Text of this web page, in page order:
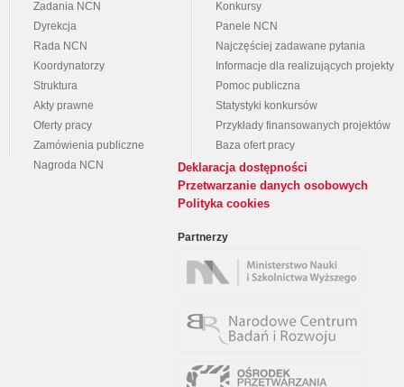
Zadania NCN
Dyrekcja
Rada NCN
Koordynatorzy
Struktura
Akty prawne
Oferty pracy
Zamówienia publiczne
Nagroda NCN
Konkursy
Panele NCN
Najczęściej zadawane pytania
Informacje dla realizujących projekty
Pomoc publiczna
Statystyki konkursów
Przykłady finansowanych projektów
Baza ofert pracy
Deklaracja dostępności
Przetwarzanie danych osobowych
Polityka cookies
Partnerzy